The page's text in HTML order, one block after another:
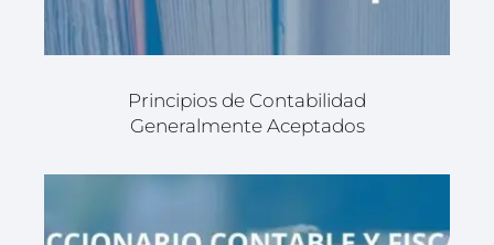
Principios de Contabilidad
Generalmente Aceptados